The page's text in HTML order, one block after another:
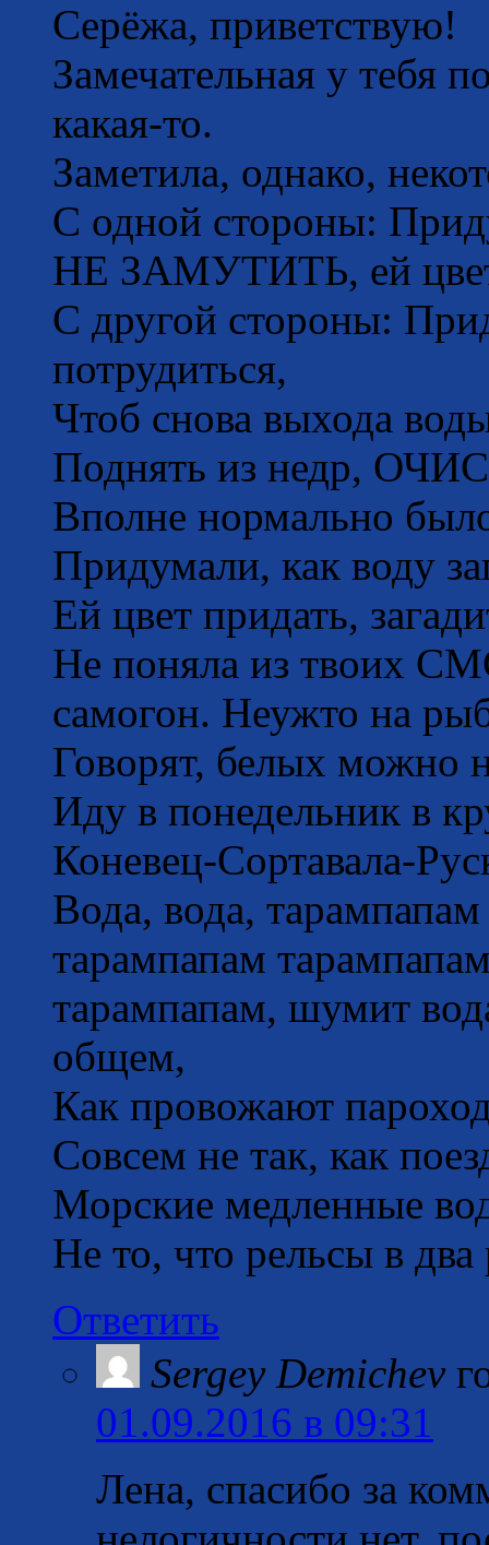
Серёжа, приветствую!
Замечательная у тебя
какая-то.
Заметила, однако,
С одной стороны:
НЕ ЗАМУТИТЬ, ей цвет
С другой стороны:
потрудиться,
Чтоб снова выхода
Поднять из недр,
Вполне нормально
Придумали, как воду
Ей цвет придать,
Не поняла из твоих
самогон. Неужто на
Говорят, белых можно
Иду в понедельник в
Коневец-Сортавала-
Вода, вода,
тарампапам
тарампапам, шумит
общем,
Как провожают
Совсем не так, как
Морские медленные
Не то, что рельсы в
Ответить
Sergey Demichev
01.09.2016 в 09:31
Лена, спасибо за